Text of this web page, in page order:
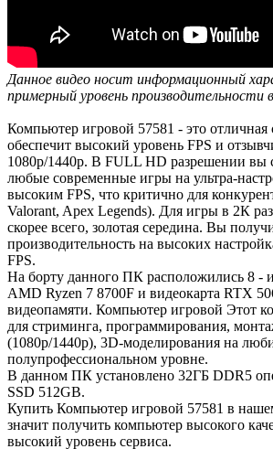
Данное видео носит информационный
примерный уровень производительности
Компьютер игровой 57581 - это отличная
обеспечит высокий уровень FPS и
1080р/1440р. В FULL HD разрешении вы
любые современные игры на ультра-
высоким FPS, что критично для
Valorant, Apex Legends). Для игры в 2К
скорее всего, золотая середина. Вы
производительность на высоких
FPS.
На борту данного ПК расположились 8 -
AMD Ryzen 7 8700F и видеокарта RTX
видеопамяти. Компьютер игровой Этот
для стриминга, программирования,
(1080р/1440р), 3D-моделирования на
полупрофессиональном уровне.
В данном ПК установлено 32ГБ DDR5
SSD 512GB.
Купить Компьютер игровой 57581 в
значит получить компьютер высокого
высокий уровень сервиса.